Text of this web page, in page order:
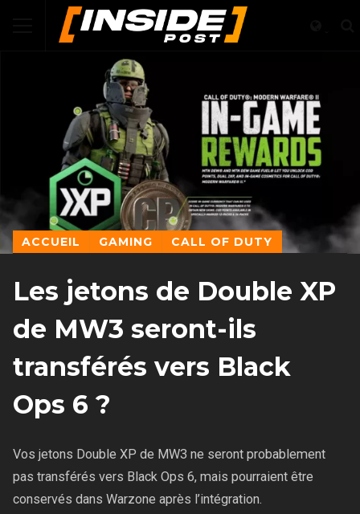
ACCUEIL GAMING CALL OF DUTY
Les jetons de Double XP
de MW3 seront-ils
transférés vers Black
Ops 6 ?
Vos jetons Double XP de MW3 ne seront probablement
pas transférés vers Black Ops 6, mais pourraient être
conservés dans Warzone après l’intégration.